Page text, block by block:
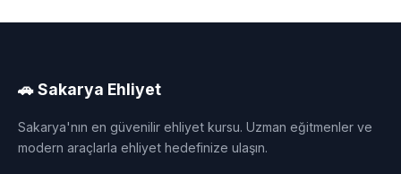
🚗 Sakarya Ehliyet
Sakarya'nın en güvenilir ehliyet kursu. Uzman eğitmenler ve
modern araçlarla ehliyet hedefinize ulaşın.